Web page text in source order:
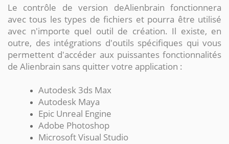
Le contrôle de version deAlienbrain fonctionnera
avec tous les types de fichiers et pourra être utilisé
avec n'importe quel outil de création. Il existe, en
outre, des intégrations d'outils spécifiques qui vous
permettent d'accéder aux puissantes fonctionnalités
de Alienbrain sans quitter votre application :
Autodesk 3ds Max
Autodesk Maya
Epic Unreal Engine
Adobe Photoshop
Microsoft Visual Studio